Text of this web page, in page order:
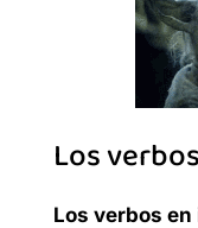
Los
Los verbos